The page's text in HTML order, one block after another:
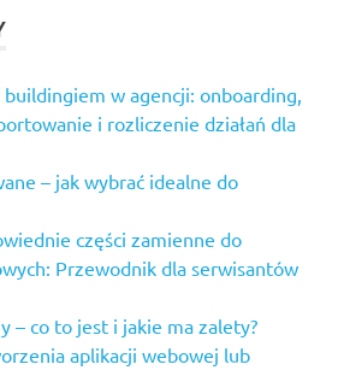
w agencji: onboarding,
i rozliczenie działań dla
– jak wybrać idealne do
części zamienne do
Przewodnik dla serwisantów
– co to jest i jakie ma zalety?
aplikacji webowej lub